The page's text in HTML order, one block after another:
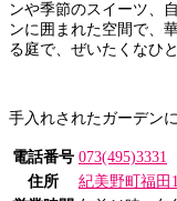
ンや季節のスイーツ、
ンに囲まれた空間で、
る庭で、ぜいたくなひ
手入れされたガーデン
電話番号 073(495)3331
住所
紀美野町福田